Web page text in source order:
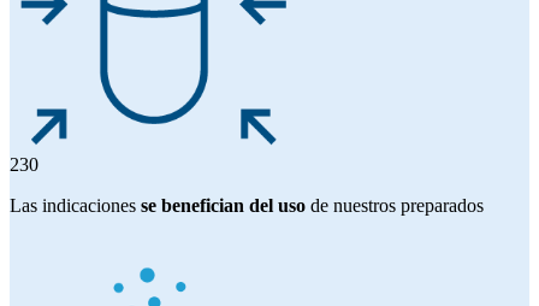
230
Las indicaciones se benefician del uso de nuestros preparados